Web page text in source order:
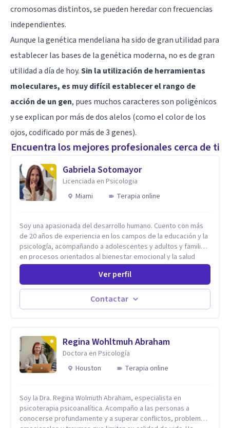
cromosomas distintos, se pueden heredar con frecuencias
independientes.
Aunque la genética mendeliana ha sido de gran utilidad para
establecer las bases de la genética moderna, no es de gran
utilidad a día de hoy.Sin la utilización de herramientas
moleculares, es muy difícil establecer el rango de
acción de un gen, pues muchos caracteres son poligénicos
y se explican por más de dos alelos (como el color de los
ojos, codificado por más de 3 genes).
Encuentra los mejores profesionales cerca de ti
Gabriela Sotomayor
Licenciada en Psicologia
Miami
Terapia online
Soy una apasionada del desarrollo humano. Cuento con más
de 20 años de experiencia en los campos de la educación y la
psicología, acompañando a adolescentes y adultos y familias
en procesos orientados al bienestar emocional y la salud
mental. Mi visión es contribuir, a través de mi trabajo, a que
las personas accedan a una vida más digna, plena y con
sentido. Considero que esto es posible cuando
desarrollamos una mayor conciencia de nuestro mundo
interior y de la manera en que nuestras experiencias influyen
basado en la comprensión, la compasión y el respeto por el
ritmo de cada persona. Integro conocimientos y herramientas
de la psicología con un enfoque informado en trauma para
ayudar a mis clientes a comprender sus conflictos internos,
resiliencia y bienestar. Creo profundamente en la
autoconciencia como un camino fundamental para la
transformación personal y para construir una vida más
Ver perfil
Contactar
Regina Wohltmuh Abraham
Doctora en Psicología
Houston
Terapia online
Soy la Dra. Regina Wolmuth Abraham, especialista en
psicoterapia psicoanalítica. Acompaño a las personas a
conocerse profundamente y a superar conflictos, problemas